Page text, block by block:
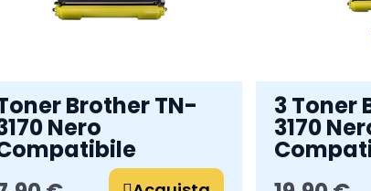
Brother TN-
Nero
3 Toner
3170